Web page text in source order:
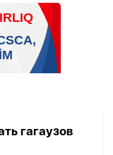
гагаузов